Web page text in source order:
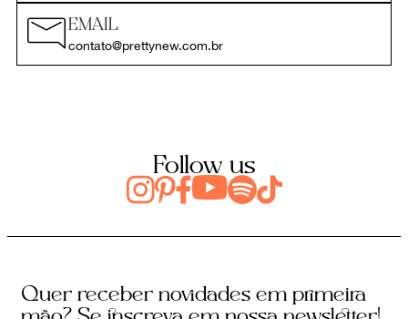
EMAIL
contato@prettynew.com.br
Follow us
Quer receber novidades em primeira